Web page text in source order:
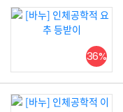
36%